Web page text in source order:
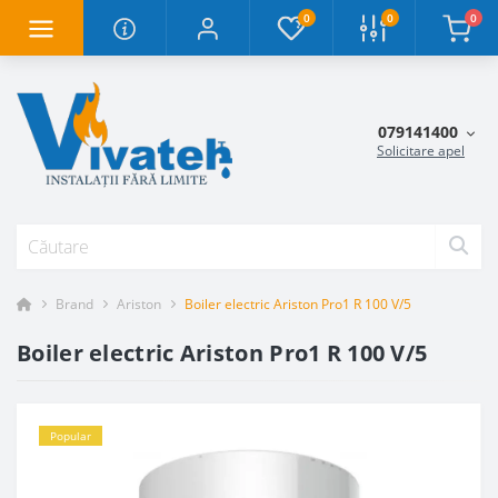
0 0 0
079141400
Solicitare apel
Brand Ariston Boiler electric Ariston Pro1 R 100 V/5
Boiler electric Ariston Pro1 R 100 V/5
Popular